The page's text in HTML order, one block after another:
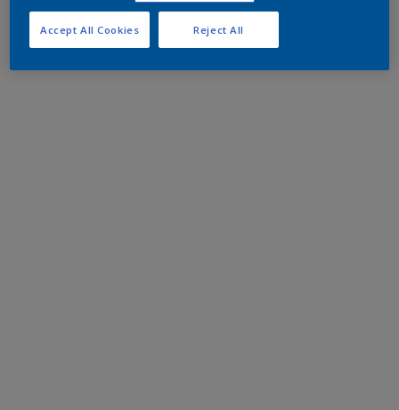
Reject All
Accept All Cookies